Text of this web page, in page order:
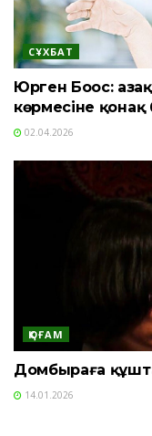
СҰХБАТ
Юрген Боос:
көрмесіне
02.04.2026
ҚОҒАМ
Домбыраға
14.01.2026